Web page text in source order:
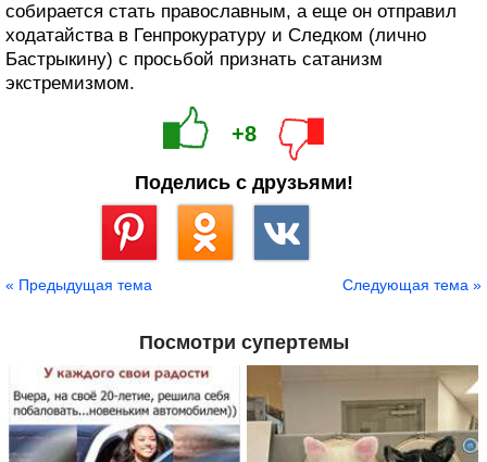
собирается стать православным, а еще он отправил
ходатайства в Генпрокуратуру и Следком (лично
Бастрыкину) с просьбой признать сатанизм
экстремизмом.
+8
Поделись с друзьями!
« Предыдущая тема Следующая тема »
Посмотри супертемы